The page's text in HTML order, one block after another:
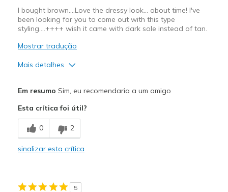
I bought brown….Love the dressy look… about time! I've
been looking for you to come out with this type
styling….++++ wish it came with dark sole instead of tan.
Mostrar tradução
Mais detalhes
Stylish
Melhores utilizações
Casual Wear
Em resumo Sim, eu recomendaria a um amigo
Esta crítica foi útil?
0 2
sinalizar esta crítica
5